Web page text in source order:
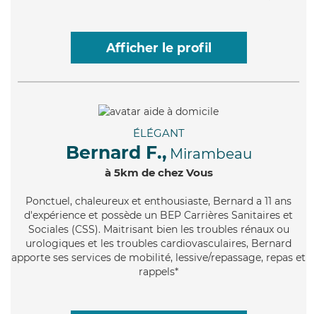
Afficher le profil
ÉLÉGANT
Bernard F., Mirambeau
à 5km de chez Vous
Ponctuel, chaleureux et enthousiaste, Bernard a 11 ans
d'expérience et possède un BEP Carrières Sanitaires et
Sociales (CSS). Maitrisant bien les troubles rénaux ou
urologiques et les troubles cardiovasculaires, Bernard
apporte ses services de mobilité, lessive/repassage, repas et
rappels*